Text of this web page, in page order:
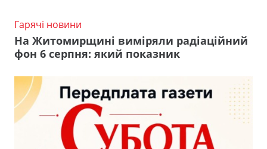
Гарячі новини
На Житомирщині виміряли радіаційний
фон 6 серпня: який показник